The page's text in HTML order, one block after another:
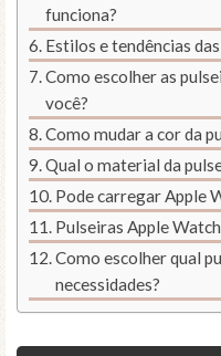
funciona?
Estilos e tendências
Como escolher as
você?
Como mudar a cor da
Qual o material da
Pode carregar Apple
Pulseiras Apple
Como escolher qual
necessidades?